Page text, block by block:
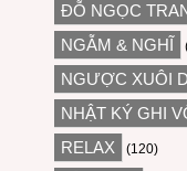
ĐỖ NGỌC
NGẪM & NGHĨ
NGƯỢC XUÔI
NHẬT KÝ GHI
RELAX (120)